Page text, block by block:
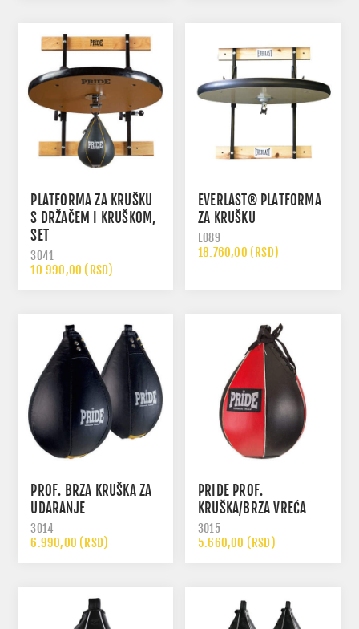
PLATFORMA ZA KRUŠKU
S DRŽAČEM I KRUŠKOM,
SET
3041
10.990,00 (RSD)
EVERLAST® PLATFORMA
ZA KRUŠKU
E089
18.760,00 (RSD)
PROF. BRZA KRUŠKA ZA
UDARANJE
3014
6.990,00 (RSD)
PRIDE PROF.
KRUŠKA/BRZA VREĆA
3015
5.660,00 (RSD)